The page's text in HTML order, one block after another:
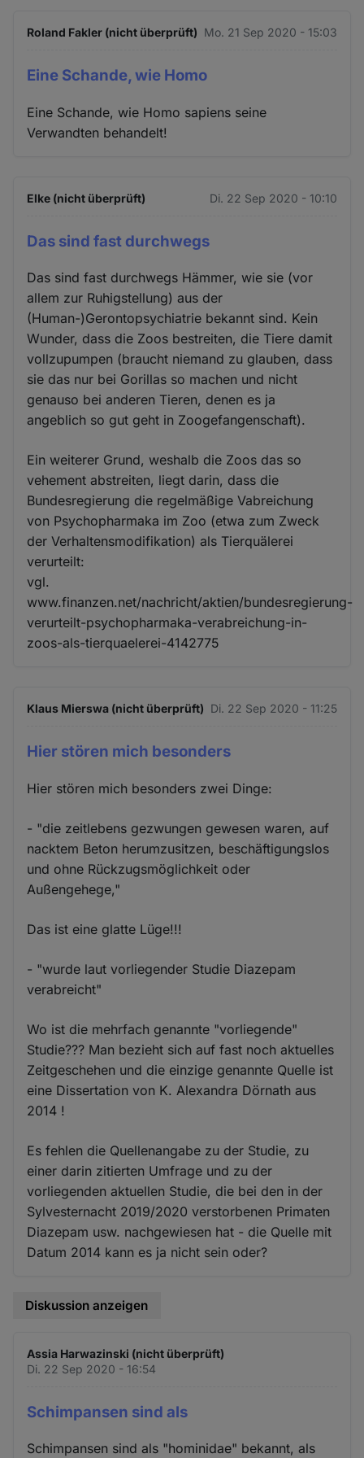
Roland Fakler (nicht überprüft) Mo. 21 Sep 2020 - 15:03
Eine Schande, wie Homo
Eine Schande, wie Homo sapiens seine
Verwandten behandelt!
Elke (nicht überprüft) Di. 22 Sep 2020 - 10:10
Das sind fast durchwegs
Das sind fast durchwegs Hämmer, wie sie (vor
allem zur Ruhigstellung) aus der
(Human-)Gerontopsychiatrie bekannt sind. Kein
Wunder, dass die Zoos bestreiten, die Tiere damit
vollzupumpen (braucht niemand zu glauben, dass
sie das nur bei Gorillas so machen und nicht
genauso bei anderen Tieren, denen es ja
angeblich so gut geht in Zoogefangenschaft).
Ein weiterer Grund, weshalb die Zoos das so
vehement abstreiten, liegt darin, dass die
Bundesregierung die regelmäßige Vabreichung
von Psychopharmaka im Zoo (etwa zum Zweck
der Verhaltensmodifikation) als Tierquälerei
verurteilt:
vgl.
www.finanzen.net/nachricht/aktien/bundesregierung-
verurteilt-psychopharmaka-verabreichung-in-
zoos-als-tierquaelerei-4142775
Klaus Mierswa (nicht überprüft) Di. 22 Sep 2020 - 11:25
Hier stören mich besonders
Hier stören mich besonders zwei Dinge:
- "die zeitlebens gezwungen gewesen waren, auf
nacktem Beton herumzusitzen, beschäftigungslos
und ohne Rückzugsmöglichkeit oder
Außengehege,"
Das ist eine glatte Lüge!!!
- "wurde laut vorliegender Studie Diazepam
verabreicht"
Wo ist die mehrfach genannte "vorliegende"
Studie??? Man bezieht sich auf fast noch aktuelles
Zeitgeschehen und die einzige genannte Quelle ist
eine Dissertation von K. Alexandra Dörnath aus
2014 !
Es fehlen die Quellenangabe zu der Studie, zu
einer darin zitierten Umfrage und zu der
vorliegenden aktuellen Studie, die bei den in der
Sylvesternacht 2019/2020 verstorbenen Primaten
Diazepam usw. nachgewiesen hat - die Quelle mit
Datum 2014 kann es ja nicht sein oder?
Diskussion anzeigen
Assia Harwazinski (nicht überprüft)
Di. 22 Sep 2020 - 16:54
Schimpansen sind als
Schimpansen sind als "hominidae" bekannt, als